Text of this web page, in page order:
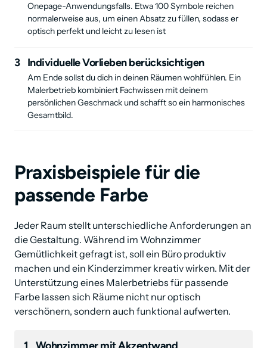
Onepage-Anwendungsfalls. Etwa 100 Symbole reichen
normalerweise aus, um einen Absatz zu füllen, sodass er
optisch perfekt und leicht zu lesen ist
3 Individuelle Vorlieben berücksichtigen
Am Ende sollst du dich in deinen Räumen wohlfühlen. Ein
Malerbetrieb kombiniert Fachwissen mit deinem
persönlichen Geschmack und schafft so ein harmonisches
Gesamtbild.
Praxisbeispiele für die
passende Farbe
Jeder Raum stellt unterschiedliche Anforderungen an
die Gestaltung. Während im Wohnzimmer
Gemütlichkeit gefragt ist, soll ein Büro produktiv
machen und ein Kinderzimmer kreativ wirken. Mit der
Unterstützung eines Malerbetriebs für passende
Farbe lassen sich Räume nicht nur optisch
verschönern, sondern auch funktional aufwerten.